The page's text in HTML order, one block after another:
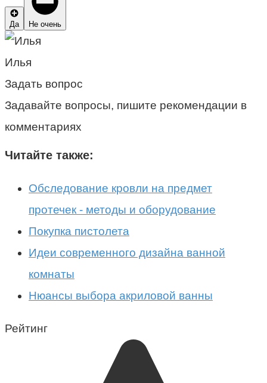
Да Не очень
Илья
Задать вопрос
Задавайте вопросы, пишите рекомендации в
комментариях
Читайте также:
Обследование кровли на предмет
протечек - методы и оборудование
Покупка пистолета
Идеи современного дизайна ванной
комнаты
Нюансы выбора акриловой ванны
Рейтинг